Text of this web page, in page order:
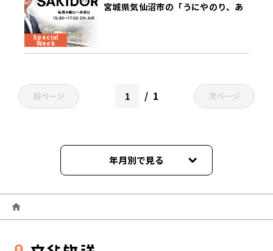
Special
Week
宮城県気仙沼市の「うにやのり、あ
前ページ 1 次ページ
年月別で見る
2026年06月
2025年09月